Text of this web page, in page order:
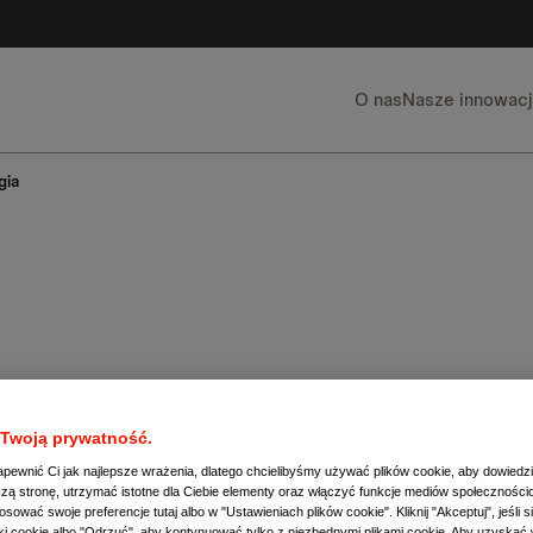
O nasNasze
nadrzędny cel – być o krok przed
głównych przyczyn śmierci na
prywatność.
Ci jak najlepsze wrażenia, dlatego chcielibyśmy używać plików cookie, aby
stronę, utrzymać istotne dla Ciebie elementy oraz włączyć funkcje mediów
swoje preferencje tutaj albo w "Ustawieniach plików cookie". Kliknij "Akceptuj", jeśli